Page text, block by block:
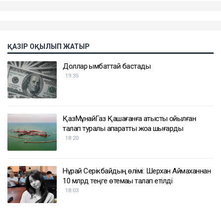
ҚАЗІР ОҚЫЛЫП ЖАТЫР
Доллар қымбаттай бастады
19:35
ҚазМұнайГаз Қашағанға қатысты қойылған
талап туралы ақпаратты жоққа шығарды
18:20
Нұрай Серікбайдың өлімі: Шерхан Аймаханнан
10 млрд теңге өтемақы талап етілді
18:03